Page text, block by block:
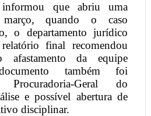
informou que abriu uma
quando o caso
o departamento jurídico
final recomendou
afastamento da equipe
também foi
Geral do
e possível abertura de
disciplinar.